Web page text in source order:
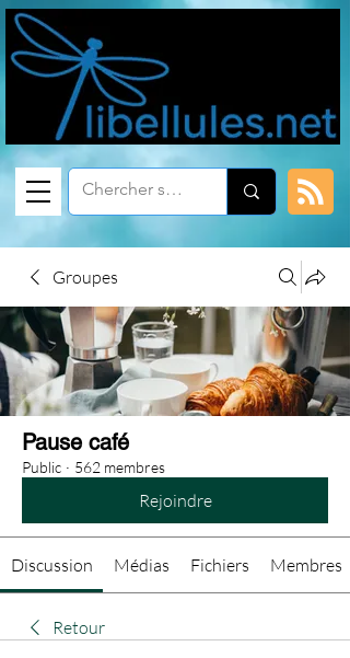
Groupes
Pause café
Public · 562 membres
Rejoindre
Discussion Médias Fichiers Membres
Retour